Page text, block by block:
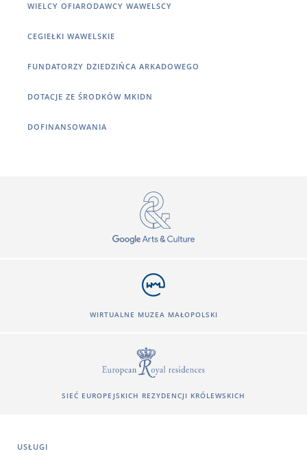
WIELCY OFIARODAWCY WAWELSCY
CEGIEŁKI WAWELSKIE
FUNDATORZY DZIEDZIŃCA ARKADOWEGO
DOTACJE ZE ŚRODKÓW MKIDN
DOFINANSOWANIA
WIRTUALNE MUZEA MAŁOPOLSKI
SIEĆ EUROPEJSKICH REZYDENCJI KRÓLEWSKICH
USŁUGI